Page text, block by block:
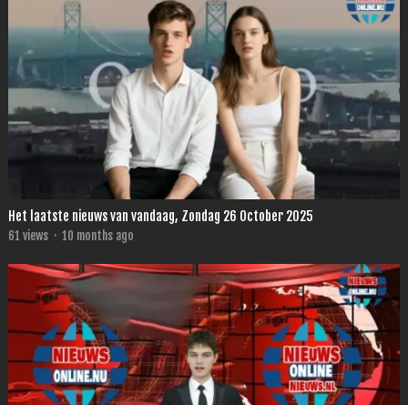
Het laatste nieuws van vandaag, Zondag 26 October 2025
61 views · 10 months ago